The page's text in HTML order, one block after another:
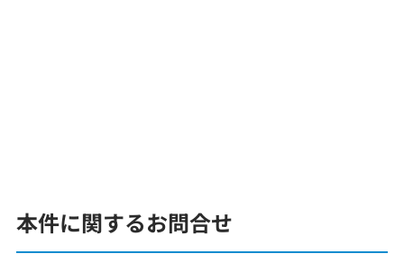
本件に関するお問合せ